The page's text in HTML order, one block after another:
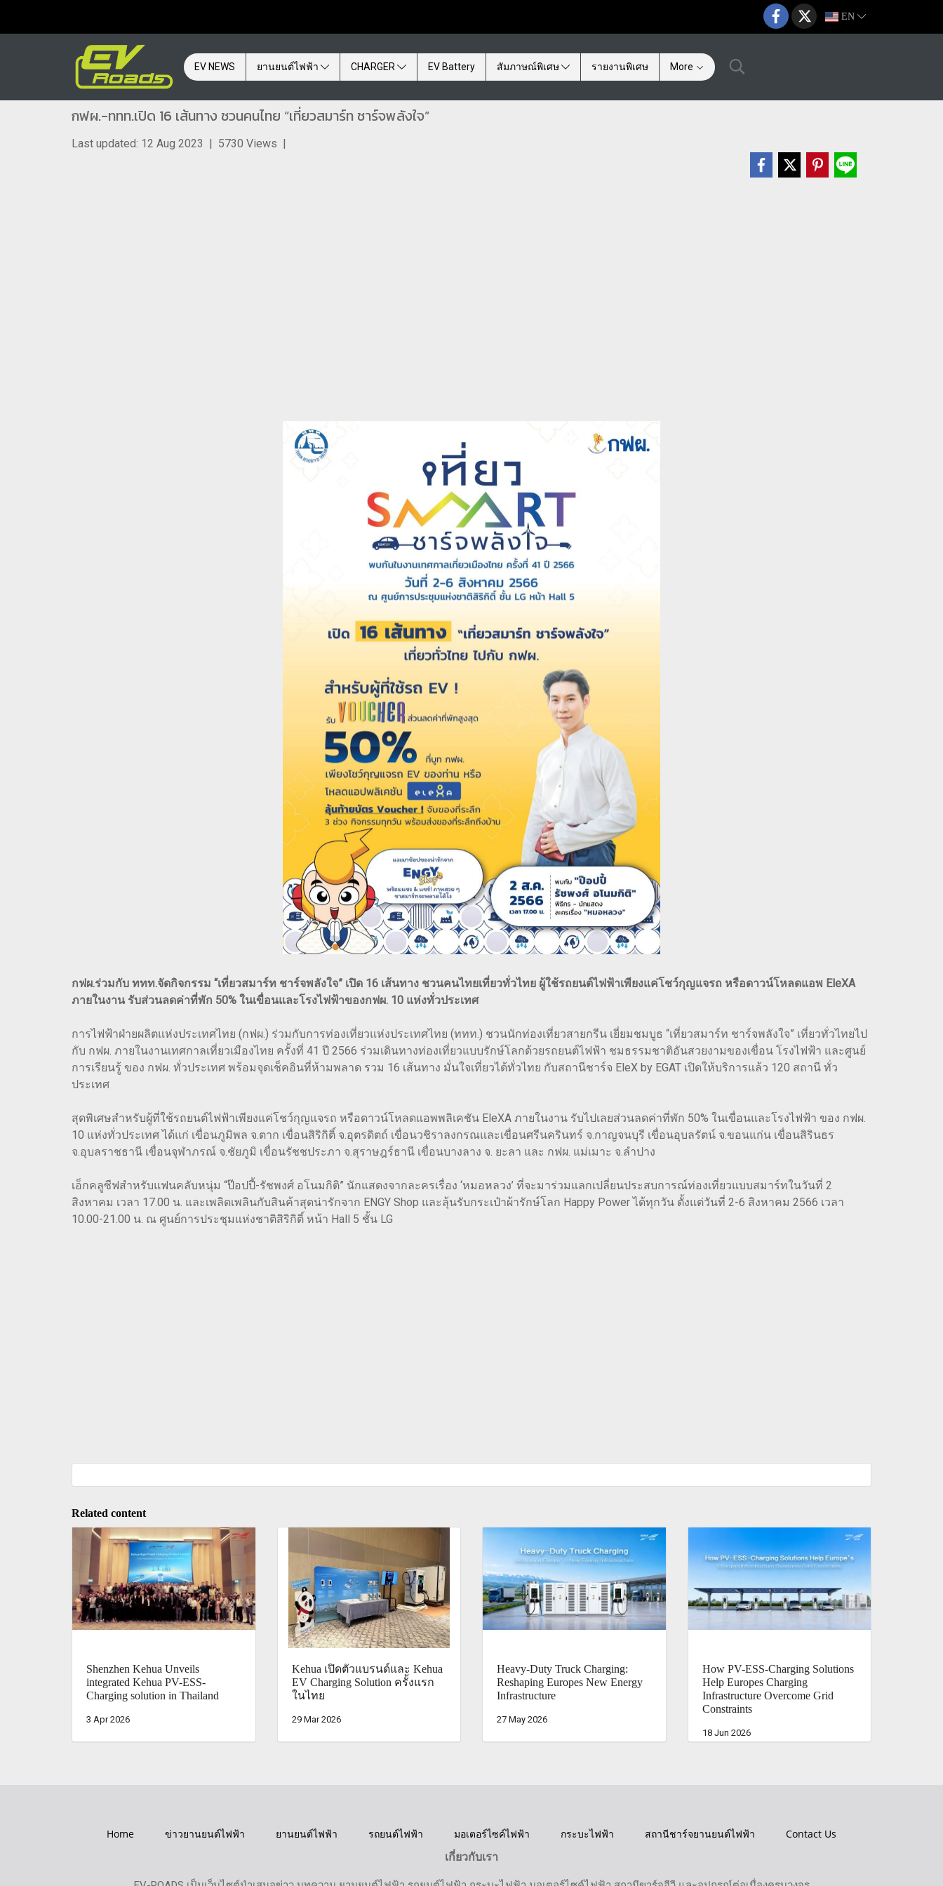
EN
EV NEWS ยานยนต์ไฟฟ้า CHARGER EV Battery สัมภาษณ์พิเศษ รายงานพิเศษ More
กฟผ.-ททท.เปิด 16 เส้นทาง ชวนคนไทย “เที่ยวสมาร์ท ชาร์จพลังใจ”
Last updated: 12 Aug 2023 | 5730 Views |
กฟผ.ร่วมกับ ททท.จัดกิจกรรม “เที่ยวสมาร์ท ชาร์จพลังใจ” เปิด 16 เส้นทาง ชวนคนไทยเที่ยวทั่วไทย ผู้ใช้รถยนต์ไฟฟ้าเพียงแค่โชว์กุญแจรถ หรือดาวน์โหลดแอพ EleXA
ภายในงาน รับส่วนลดค่าที่พัก 50% ในเขื่อนและโรงไฟฟ้าของกฟผ. 10 แห่งทั่วประเทศ
การไฟฟ้าฝ่ายผลิตแห่งประเทศไทย (กฟผ.) ร่วมกับการท่องเที่ยวแห่งประเทศไทย (ททท.) ชวนนักท่องเที่ยวสายกรีน เยี่ยมชมบูธ “เที่ยวสมาร์ท ชาร์จพลังใจ” เที่ยวทั่วไทยไป
กับ กฟผ. ภายในงานเทศกาลเที่ยวเมืองไทย ครั้งที่ 41 ปี 2566 ร่วมเดินทางท่องเที่ยวแบบรักษ์โลกด้วยรถยนต์ไฟฟ้า ชมธรรมชาติอันสวยงามของเขื่อน โรงไฟฟ้า และศูนย์
การเรียนรู้ ของ กฟผ. ทั่วประเทศ พร้อมจุดเช็คอินที่ห้ามพลาด รวม 16 เส้นทาง มั่นใจเที่ยวได้ทั่วไทย กับสถานีชาร์จ EleX by EGAT เปิดให้บริการแล้ว 120 สถานี ทั่ว
ประเทศ
สุดพิเศษสำหรับผู้ที่ใช้รถยนต์ไฟฟ้าเพียงแค่โชว์กุญแจรถ หรือดาวน์โหลดแอพพลิเคชัน EleXA ภายในงาน รับไปเลยส่วนลดค่าที่พัก 50% ในเขื่อนและโรงไฟฟ้า ของ กฟผ.
10 แห่งทั่วประเทศ ได้แก่ เขื่อนภูมิพล จ.ตาก เขื่อนสิริกิติ์ จ.อุตรดิตถ์ เขื่อนวชิราลงกรณและเขื่อนศรีนครินทร์ จ.กาญจนบุรี เขื่อนอุบลรัตน์ จ.ขอนแก่น เขื่อนสิรินธร
จ.อุบลราชธานี เขื่อนจุฬาภรณ์ จ.ชัยภูมิ เขื่อนรัชชประภา จ.สุราษฎร์ธานี เขื่อนบางลาง จ. ยะลา และ กฟผ. แม่เมาะ จ.ลำปาง
เอ็กคลูซีฟสำหรับแฟนคลับหนุ่ม “ป๊อปปี้-รัชพงศ์ อโนมกิติ” นักแสดงจากละครเรื่อง ‘หมอหลวง’ ที่จะมาร่วมแลกเปลี่ยนประสบการณ์ท่องเที่ยวแบบสมาร์ทในวันที่ 2
สิงหาคม เวลา 17.00 น. และเพลิดเพลินกับสินค้าสุดน่ารักจาก ENGY Shop และลุ้นรับกระเป๋าผ้ารักษ์โลก Happy Power ได้ทุกวัน ตั้งแต่วันที่ 2-6 สิงหาคม 2566 เวลา
10.00-21.00 น. ณ ศูนย์การประชุมแห่งชาติสิริกิติ์ หน้า Hall 5 ชั้น LG
Related content
Shenzhen Kehua Unveils
integrated Kehua PV-ESS-
Charging solution in Thailand
3 Apr 2026
Kehua เปิดตัวแบรนด์และ Kehua
EV Charging Solution ครั้งแรก
ในไทย
29 Mar 2026
Heavy-Duty Truck Charging:
Reshaping Europes New Energy
Infrastructure
27 May 2026
How PV-ESS-Charging Solutions
Help Europes Charging
Infrastructure Overcome Grid
Constraints
18 Jun 2026
Home ข่าวยานยนต์ไฟฟ้า ยานยนต์ไฟฟ้า รถยนต์ไฟฟ้า มอเตอร์ไซค์ไฟฟ้า กระบะไฟฟ้า สถานีชาร์จยานยนต์ไฟฟ้า
Contact Us
เกี่ยวกับเรา